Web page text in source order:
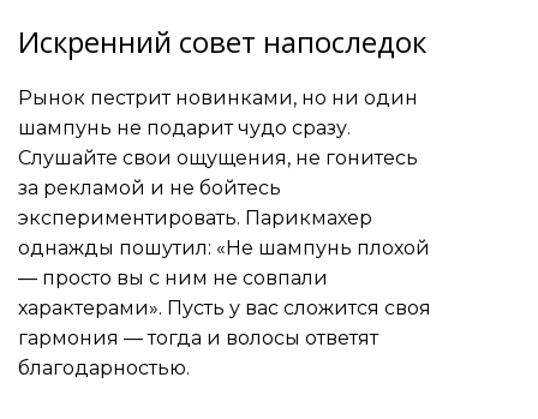
Искренний совет напоследок
Рынок пестрит новинками, но ни один
шампунь не подарит чудо сразу.
Слушайте свои ощущения, не гонитесь
за рекламой и не бойтесь
экспериментировать. Парикмахер
однажды пошутил: «Не шампунь плохой
— просто вы с ним не совпали
характерами». Пусть у вас сложится своя
гармония — тогда и волосы ответят
благодарностью.